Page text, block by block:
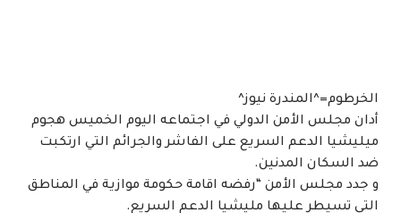
الخرطوم=^المندرة نيوز^
أدان مجلس الأمن الدولي في اجتماعه اليوم الخميس هجوم
ميليشيا الدعم السريع على الفاشر والجرائم التي ارتكبت
ضد السكان المدنين.
و جدد مجلس الأمن “رفضه اقامة حكومة موازية في المناطق
التى تسيطر عليها مليشيا الدعم السريع.